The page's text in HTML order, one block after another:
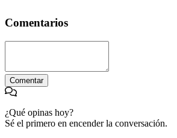
Comentarios
Comentar
¿Qué opinas hoy?
Sé el primero en encender la conversación.